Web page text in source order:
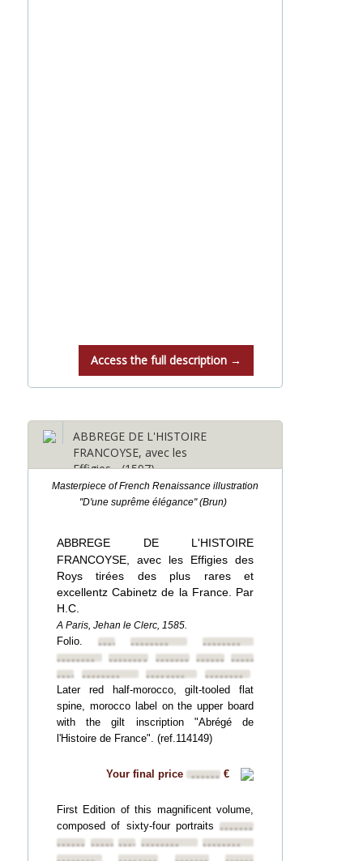
Access the full description →
ABBREGE DE L'HISTOIRE
FRANCOYSE, avec les
Effigies... (1597)
Masterpiece of French Renaissance illustration
"D'une suprême élégance" (Brun)
ABBREGE DE L'HISTOIRE
FRANCOYSE, avec les Effigies des
Roys tirées des plus rares et
excellentz Cabinetz de la France. Par
H.C.
A Paris, Jehan le Clerc, 1585.
Folio. ••••••••••••••••
••••••••
••••••••
•••••••• •••••••• ••••••••••••••••
•••••••••••••••• ••••••••
••••••••
Later red half-morocco, gilt-tooled flat
spine, morocco label on the upper board
with the gilt inscription "Abrégé de
l'Histoire de France". (ref.114149)
Your final price •••••• €
First Edition of this magnificent volume,
composed of sixty-four portraits ••••••••
••••••••••••••••••••••••••••••••
••••••••